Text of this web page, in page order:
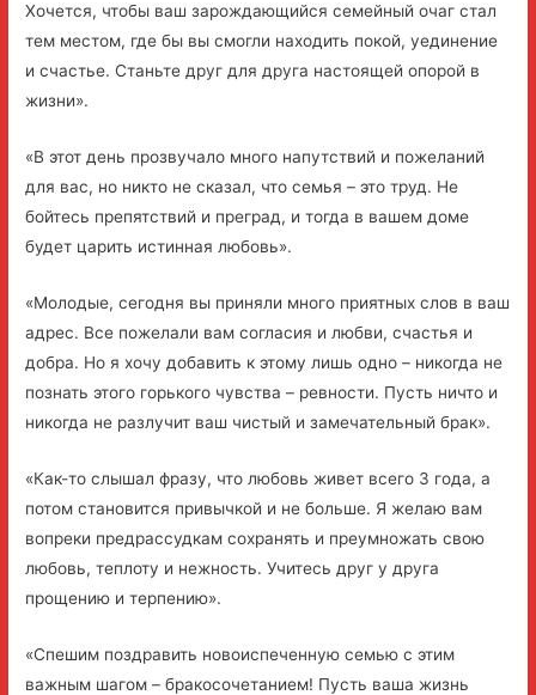
Хочется, чтобы ваш зарождающийся семейный очаг стал
тем местом, где бы вы смогли находить покой, уединение
и счастье. Станьте друг для друга настоящей опорой в
жизни».
«В этот день прозвучало много напутствий и пожеланий
для вас, но никто не сказал, что семья – это труд. Не
бойтесь препятствий и преград, и тогда в вашем доме
будет царить истинная любовь».
«Молодые, сегодня вы приняли много приятных слов в ваш
адрес. Все пожелали вам согласия и любви, счастья и
добра. Но я хочу добавить к этому лишь одно – никогда не
познать этого горького чувства – ревности. Пусть ничто и
никогда не разлучит ваш чистый и замечательный брак».
«Как-то слышал фразу, что любовь живет всего 3 года, а
потом становится привычкой и не больше. Я желаю вам
вопреки предрассудкам сохранять и преумножать свою
любовь, теплоту и нежность. Учитесь друг у друга
прощению и терпению».
«Спешим поздравить новоиспеченную семью с этим
важным шагом – бракосочетанием! Пусть ваша жизнь